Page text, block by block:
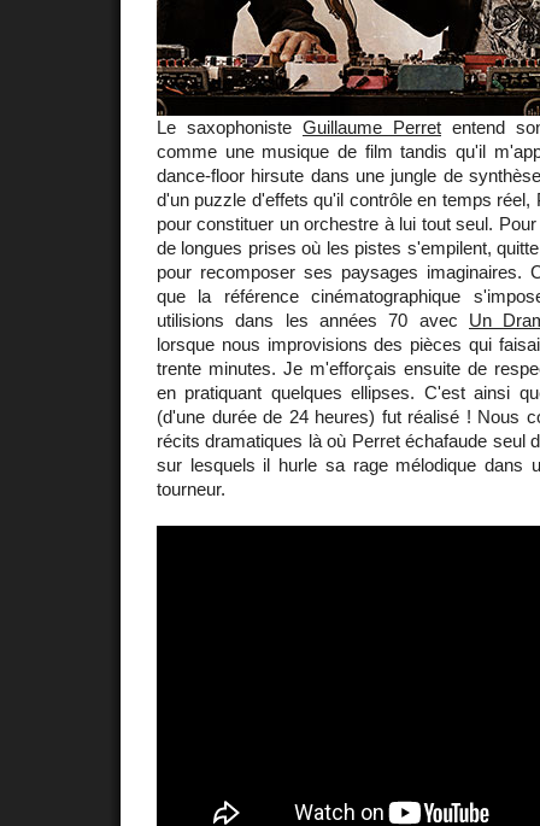
Le saxophoniste Guillaume Perret entend
comme une musique de film tandis qu'il
dance-floor hirsute dans une jungle de
d'un puzzle d'effets qu'il contrôle en temps réel,
pour constituer un orchestre à lui tout seul.
de longues prises où les pistes s'empilent,
pour recomposer ses paysages imaginaires.
que la référence cinématographique
utilisions dans les années 70 avec Un
lorsque nous improvisions des pièces qui
trente minutes. Je m'efforçais ensuite de
en pratiquant quelques ellipses. C'est ainsi
(d'une durée de 24 heures) fut réalisé ! Nous
récits dramatiques là où Perret échafaude seul
sur lesquels il hurle sa rage mélodique dans
tourneur.